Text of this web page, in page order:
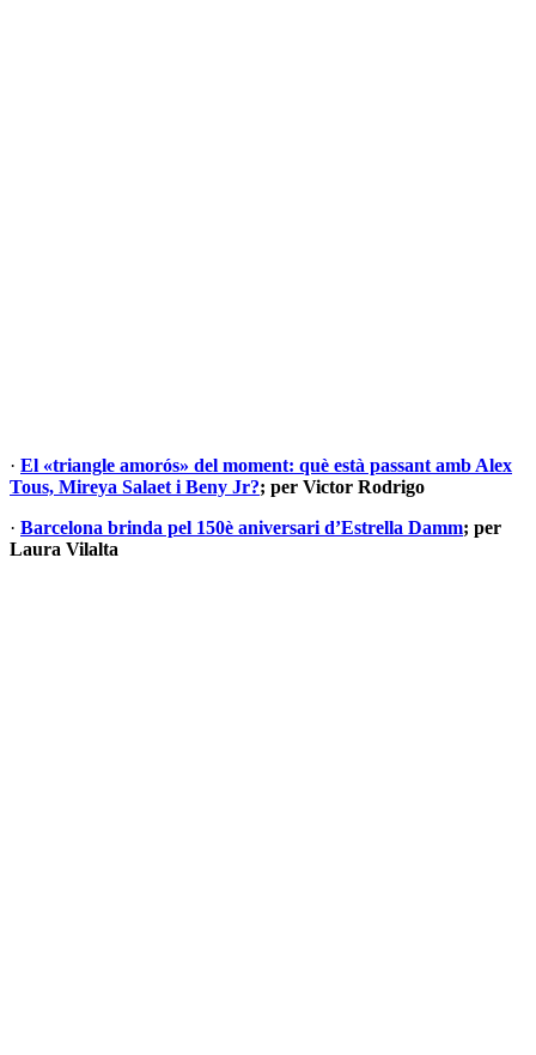
· El «triangle amorós» del moment: què està passant amb Alex
Tous, Mireya Salaet i Beny Jr?; per Victor Rodrigo
· Barcelona brinda pel 150è aniversari d’Estrella Damm; per
Laura Vilalta